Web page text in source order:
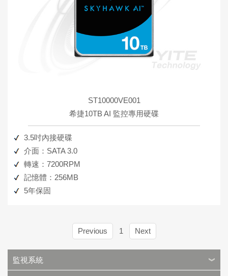
ST10000VE001
希捷10TB AI 監控專用硬碟
3.5吋內接硬碟
介面：SATA 3.0
轉速：7200RPM
記憶體：256MB
5年保固
Previous 1 Next
監視系統